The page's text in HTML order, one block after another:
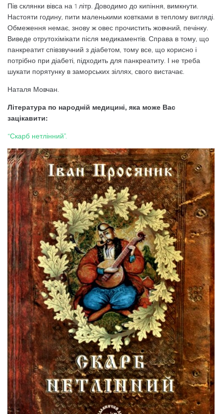
Пів склянки вівса на 1 літр. Доводимо до кипіння, вимкнути.
Настояти годину, пити маленькими ковтками в теплому вигляді.
Обмеження немає, знову ж овес прочистить жовчний, печінку.
Виведе отрутохімікати після медикаментів. Справа в тому, що
панкреатит співзвучний з діабетом, тому все, що корисно і
потрібно при діабеті, підходить для панкреатиту. І не треба
шукати порятунку в заморських зіллях, свого вистачає.
Наталя Мовчан.
Література по народній медицині, яка може Вас
зацікавити:
“Скарб нетлінний”.